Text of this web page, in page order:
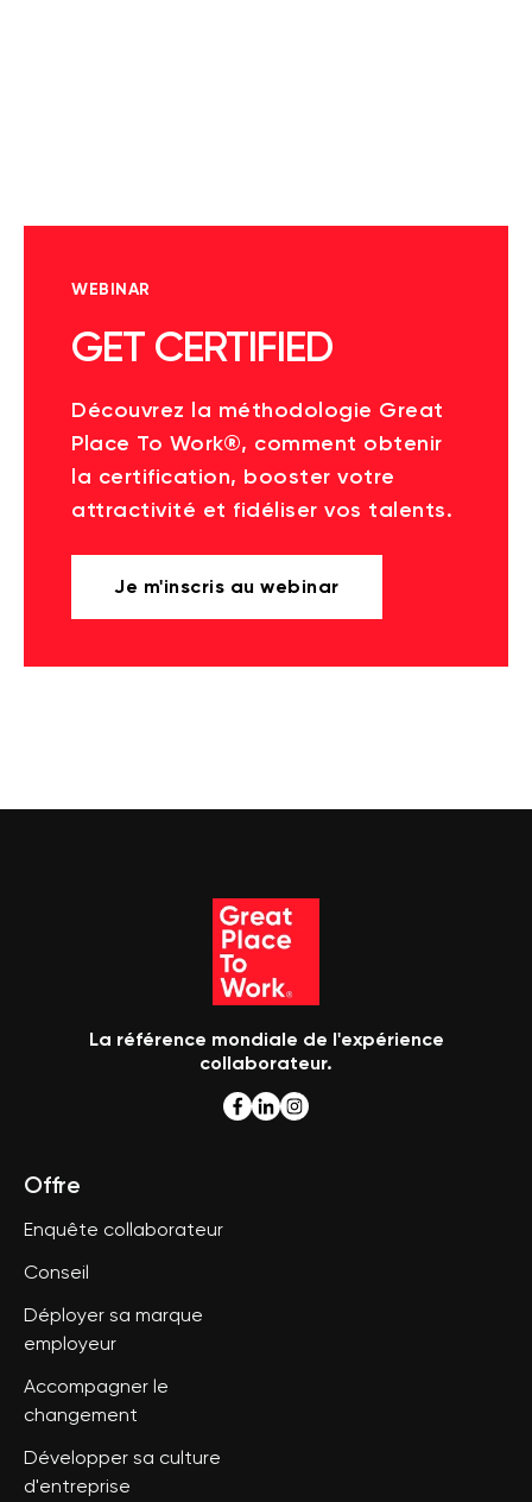
WEBINAR
GET CERTIFIED
Découvrez la méthodologie Great
Place To Work®, comment obtenir
la certification, booster votre
attractivité et fidéliser vos talents.
Je m'inscris au webinar
La référence mondiale de l'expérience
collaborateur.
Offre
Enquête collaborateur
Conseil
Déployer sa marque
employeur
Accompagner le
changement
Développer sa culture
d'entreprise